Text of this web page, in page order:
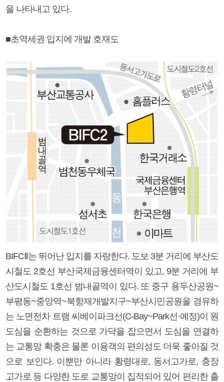
을 나타내고 있다.
■초역세권 입지에 개발 호재도
BIFCⅡ는 뛰어난 입지를 자랑한다. 도보 3분 거리에 부산도
시철도 2호선 부산국제금융센터역이 있고, 9분 거리에 부
산도시철도 1호선 범내골역이 있다. 또 중구 용두산공원~
부평동~중앙역~북항재개발지구~부산시민공원을 경유하
는 노면전차 트램 씨베이파크선(C-Bay~Park선·예정)이 원
도심을 순환하는 것으로 가닥을 잡으면서 도심을 연결하
는 교통망 확충은 물론 이용객의 편의성도 더욱 좋아질 것
으로 보인다. 이뿐만 아니라 황령대로, 동서고가로, 충장
고가로 등 다양한 도로 교통망이 집적되어 있어 편리한 출